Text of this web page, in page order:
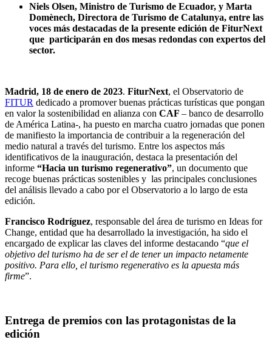
Niels Olsen, Ministro de Turismo de Ecuador, y Marta
Domènech, Directora de Turismo de Catalunya, entre las
voces más destacadas de la presente edición de FiturNext
que participarán en dos mesas redondas con expertos del
sector.
Madrid, 18 de enero de 2023. FiturNext, el Observatorio de
FITUR dedicado a promover buenas prácticas turísticas que pongan
en valor la sostenibilidad en alianza con CAF – banco de desarrollo
de América Latina-, ha puesto en marcha cuatro jornadas que ponen
de manifiesto la importancia de contribuir a la regeneración del
medio natural a través del turismo. Entre los aspectos más
identificativos de la inauguración, destaca la presentación del
informe “Hacia un turismo regenerativo”, un documento que
recoge buenas prácticas sostenibles y las principales conclusiones
del análisis llevado a cabo por el Observatorio a lo largo de esta
edición.
Francisco Rodríguez, responsable del área de turismo en Ideas for
Change, entidad que ha desarrollado la investigación, ha sido el
encargado de explicar las claves del informe destacando “que el
objetivo del turismo ha de ser el de tener un impacto netamente
positivo. Para ello, el turismo regenerativo es la apuesta más
firme”.
Entrega de premios con las protagonistas de la
edición